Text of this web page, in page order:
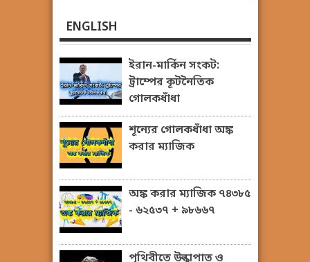
ENGLISH
ইরান-মার্কিন সংকট:
ট্রাম্পের কূটনৈতিক
গোলকধাঁধা
শূন্যের গোলকধাঁধা অঙ্ক
করার ম্যাজিক
অঙ্ক করার ম্যাজিক ৭৪৩৮৫
- ৬২৫৩৭ + ৯৮৬৬৭
পৃথিবীতে উল্কাপাত ও